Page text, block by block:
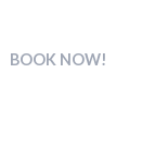
BOOK NOW!